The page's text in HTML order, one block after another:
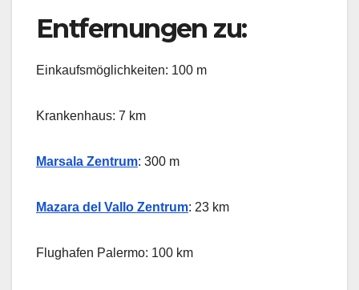
Entfernungen zu:
Einkaufsmöglichkeiten: 100 m
Krankenhaus: 7 km
Marsala Zentrum: 300 m
Mazara del Vallo Zentrum: 23 km
Flughafen Palermo: 100 km